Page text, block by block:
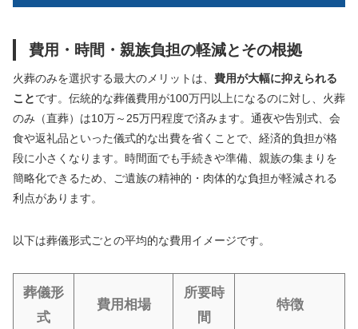
費用・時間・親族負担の軽減とその根拠
火葬のみを選択する最大のメリットは、 費用が大幅に抑えられる
ことです。伝統的な葬儀費用が100万円以上になるのに対し、火葬
のみ（直葬）は10万～25万円程度で済みます。通夜や告別式、会
食や返礼品といった儀式的な出費を省くことで、経済的負担が格
段に小さくなります。時間面でも手続きや準備、親族の集まりを
簡略化できるため、ご遺族の精神的・肉体的な負担が軽減される
利点があります。
以下は葬儀形式ごとの平均的な費用イメージです。
葬儀形
式
費用相場
所要時
間
特徴